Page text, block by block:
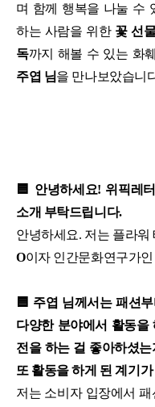
며 함께 행복을 나눌 수
하는 사람을 위한 꽃 선
독까지 해볼 수 있는 화
주엽 님을 만나보았습니
🟦 안녕하세요! 위픽레
소개 부탁드립니다.
안녕하세요. 저는 플라워
O이자 인간문화연구가
🟦 주엽 님께서는 패션
다양한 분야에서 활동을
전을 하는 걸 좋아하셨
또 활동을 하게 된 계기
저는 소비자 입장에서